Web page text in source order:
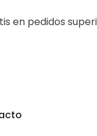
en pedidos